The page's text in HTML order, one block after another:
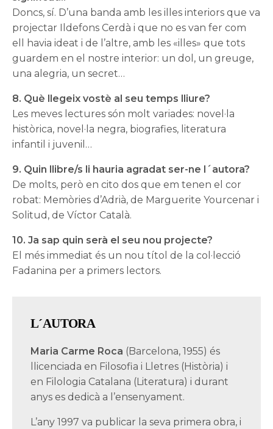
Doncs, sí. D’una banda amb les illes interiors que va
projectar Ildefons Cerdà i que no es van fer com
ell havia ideat i de l’altre, amb les «illes» que tots
guardem en el nostre interior: un dol, un greuge,
una alegria, un secret…
8. Què llegeix vostè al seu temps lliure?
Les meves lectures són molt variades: novel·la
històrica, novel·la negra, biografies, literatura
infantil i juvenil…
9. Quin llibre/s li hauria agradat ser-ne l´autora?
De molts, però en cito dos que em tenen el cor
robat: Memòries d’Adrià, de Marguerite Yourcenar i
Solitud, de Víctor Català.
10. Ja sap quin serà el seu nou projecte?
El més immediat és un nou títol de la col·lecció
Fadanina per a primers lectors.
L´AUTORA
Maria Carme Roca (Barcelona, 1955) és
llicenciada en Filosofia i Lletres (Història) i
en Filologia Catalana (Literatura) i durant
anys es dedicà a l’ensenyament.
L’any 1997 va publicar la seva primera obra, i